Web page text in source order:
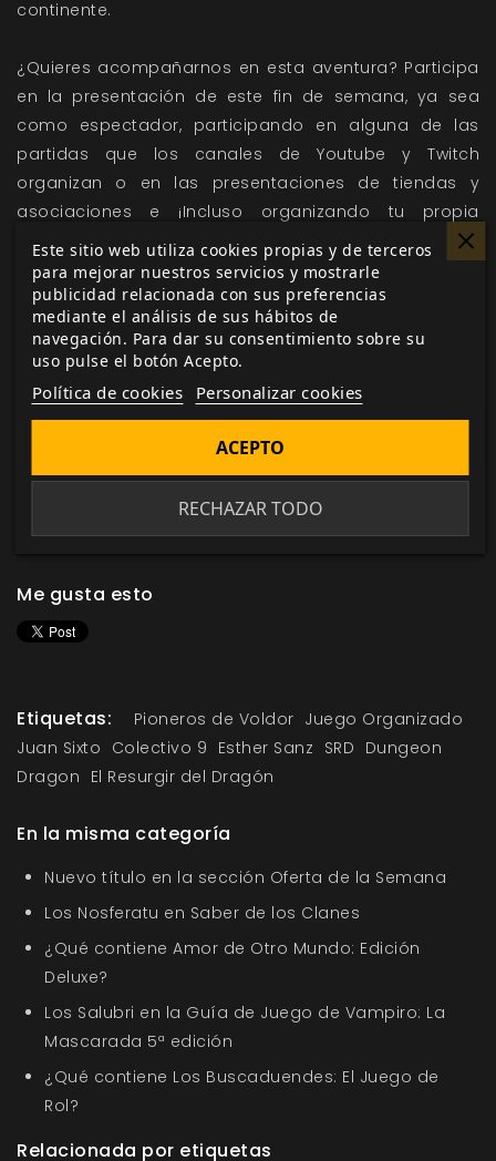
continente.
¿Quieres acompañarnos en esta aventura? Participa
en la presentación de este fin de semana, ya sea
como espectador, participando en alguna de las
partidas que los canales de Youtube y Twitch
organizan o en las presentaciones de tiendas y
asociaciones e ¡Incluso organizando tu propia
partida!
Si tienes pensado participar en Pioneros de Voldor y
te gustaría formar parte de esta presentación
escribenos aeventos@nosolorol.com
Pioneros de Voldor.
¡Participa en la primera temporada de juego
organizado deEl Resurgir del Dragón!
Me gusta esto
Etiquetas: Pioneros de Voldor Juego Organizado
Juan Sixto Colectivo 9 Esther Sanz SRD Dungeon
Dragon El Resurgir del Dragón
En la misma categoría
Nuevo título en la sección Oferta de la Semana
Los Nosferatu en Saber de los Clanes
¿Qué contiene Amor de Otro Mundo: Edición
Deluxe?
Los Salubri en la Guía de Juego de Vampiro: La
Mascarada 5ª edición
¿Qué contiene Los Buscaduendes: El Juego de
Rol?
Relacionada por etiquetas
Este sitio web utiliza cookies propias y de terceros
para mejorar nuestros servicios y mostrarle
publicidad relacionada con sus preferencias
mediante el análisis de sus hábitos de
navegación. Para dar su consentimiento sobre su
uso pulse el botón Acepto.
Política de cookies Personalizar cookies
RECHAZAR TODO
ACEPTO